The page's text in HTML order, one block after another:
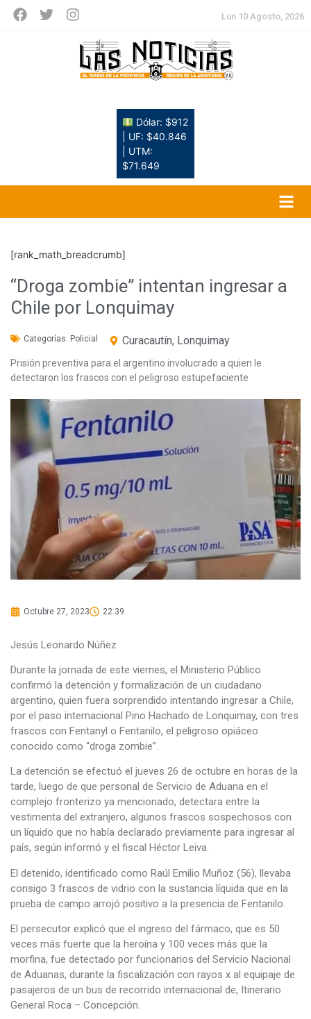
Lun 10 Agosto, 2026
Dólar: $912
| UF: $40.846
| UTM:
$71.649
[rank_math_breadcrumb]
“Droga zombie” intentan ingresar a
Chile por Lonquimay
Categorías: Policial Curacautín, Lonquimay
Prisión preventiva para el argentino involucrado a quien le
detectaron los frascos con el peligroso estupefaciente
Octubre 27, 2023 22:39
Jesús Leonardo Núñez
Durante la jornada de este viernes, el Ministerio Público
confirmó la detención y formalización de un ciudadano
argentino, quien fuera sorprendido intentando ingresar a Chile,
por el paso internacional Pino Hachado de Lonquimay, con tres
frascos con Fentanyl o Fentanilo, el peligroso opiáceo
conocido como “droga zombie”.
La detención se efectuó el jueves 26 de octubre en horas de la
tarde, luego de que personal de Servicio de Aduana en el
complejo fronterizo ya mencionado, detectara entre la
vestimenta del extranjero, algunos frascos sospechosos con
un líquido que no había declarado previamente para ingresar al
país, según informó y el fiscal Héctor Leiva.
El detenido, identificado como Raúl Emilio Muñoz (56), llevaba
consigo 3 frascos de vidrio con la sustancia líquida que en la
prueba de campo arrojó positivo a la presencia de Fentanilo.
El persecutor explicó que el ingreso del fármaco, que es 50
veces más fuerte que la heroína y 100 veces más que la
morfina, fue detectado por funcionarios del Servicio Nacional
de Aduanas, durante la fiscalización con rayos x al equipaje de
pasajeros de un bus de recorrido internacional de, Itinerario
General Roca – Concepción.